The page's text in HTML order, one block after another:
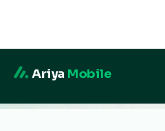
Rumanía